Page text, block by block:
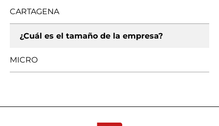
CARTAGENA
¿Cuál es el tamaño de la empresa?
MICRO